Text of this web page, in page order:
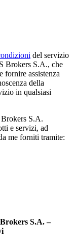
del servizio
Brokers S.A., che
fornire assistenza
della
in qualsiasi
S.A.
e servizi, ad
me forniti tramite:
S.A. –